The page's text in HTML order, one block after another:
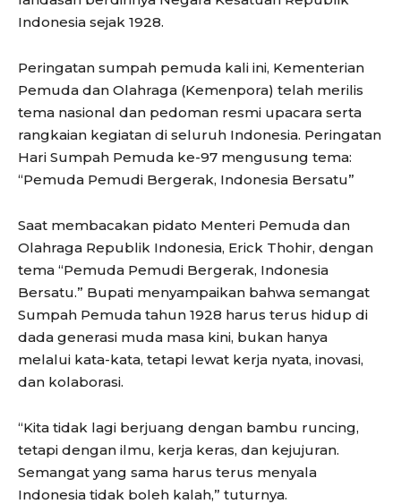
Indonesia sejak 1928.
Peringatan sumpah pemuda kali ini, Kementerian
Pemuda dan Olahraga (Kemenpora) telah merilis
tema nasional dan pedoman resmi upacara serta
rangkaian kegiatan di seluruh Indonesia. Peringatan
Hari Sumpah Pemuda ke-97 mengusung tema:
“Pemuda Pemudi Bergerak, Indonesia Bersatu”
Saat membacakan pidato Menteri Pemuda dan
Olahraga Republik Indonesia, Erick Thohir, dengan
tema “Pemuda Pemudi Bergerak, Indonesia
Bersatu.” Bupati menyampaikan bahwa semangat
Sumpah Pemuda tahun 1928 harus terus hidup di
dada generasi muda masa kini, bukan hanya
melalui kata-kata, tetapi lewat kerja nyata, inovasi,
dan kolaborasi.
“Kita tidak lagi berjuang dengan bambu runcing,
tetapi dengan ilmu, kerja keras, dan kejujuran.
Semangat yang sama harus terus menyala
Indonesia tidak boleh kalah,” tuturnya.